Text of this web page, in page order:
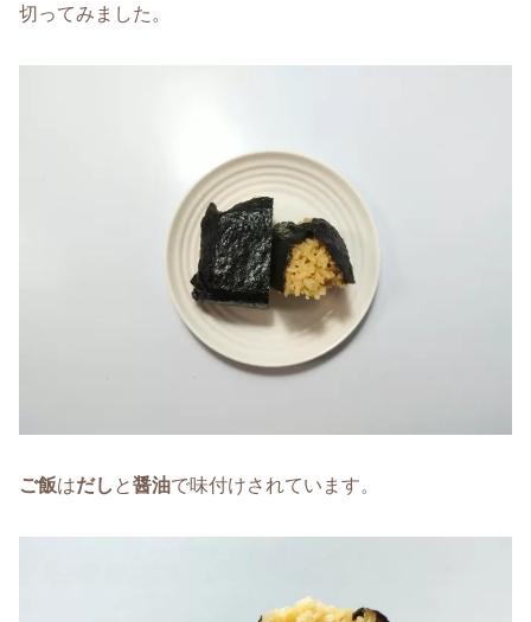
切ってみました。
ご飯はだし と醤油で味付けされています。